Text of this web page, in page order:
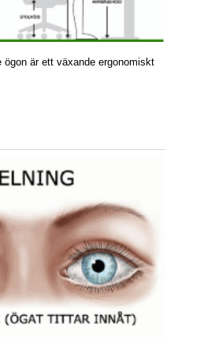
ögon är ett växande ergonomiskt